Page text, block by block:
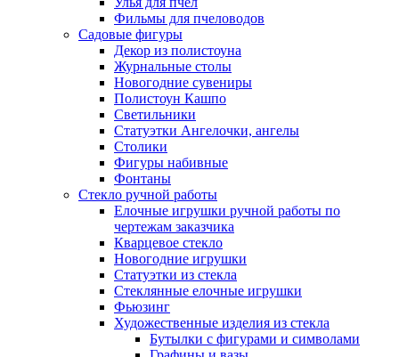
Фильмы для пчеловодов
Садовые фигуры
Декор из полистоуна
Журнальные столы
Новогодние сувениры
Полистоун Кашпо
Светильники
Статуэтки Ангелочки, ангелы
Столики
Фигуры набивные
Фонтаны
Стекло ручной работы
Елочные игрушки ручной работы по
чертежам заказчика
Кварцевое стекло
Новогодние игрушки
Статуэтки из стекла
Стеклянные елочные игрушки
Фьюзинг
Художественные изделия из стекла
Бутылки с фигурами и символами